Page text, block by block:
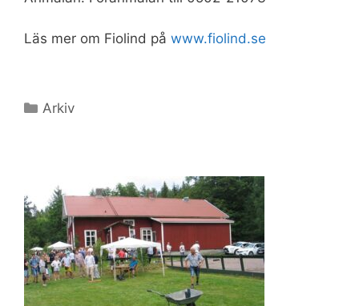
Läs mer om Fiolind på www.fiolind.se
Kategorier
Arkiv